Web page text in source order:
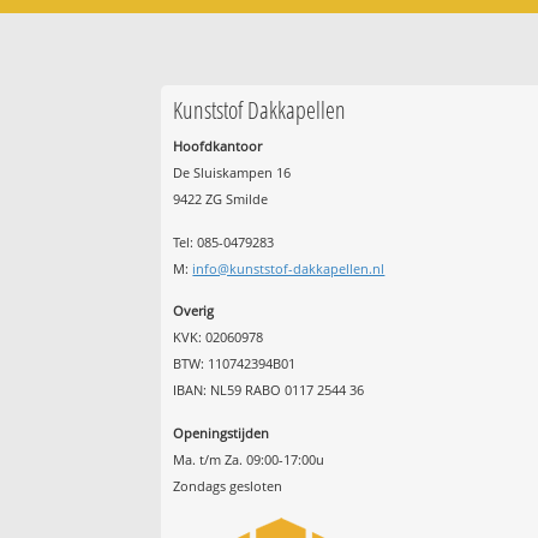
Kunststof Dakkapellen
Hoofdkantoor
De Sluiskampen 16
9422 ZG Smilde
Tel: 085-0479283
M: info@kunststof-dakkapellen.nl
Overig
KVK: 02060978
BTW: 110742394B01
IBAN: NL59 RABO 0117 2544 36
Openingstijden
Ma. t/m Za. 09:00-17:00u
Zondags gesloten